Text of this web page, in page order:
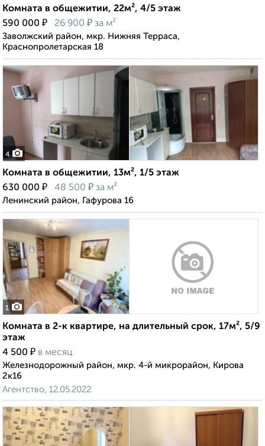
Комната в общежитии, 22м², 4/5 этаж
590 000 ₽ 26 900 ₽ за м²
Заволжский район, мкр. Нижняя Терраса,
Краснопролетарская 18
4
Комната в общежитии, 13м², 1/5 этаж
630 000 ₽ 48 500 ₽ за м²
Ленинский район, Гафурова 16
1
Комната в 2-к квартире, на длительный срок, 17м², 5/9
этаж
4 500 ₽ в месяц
Железнодорожный район, мкр. 4-й микрорайон, Кирова
2к16
Агентство, 12.05.2022